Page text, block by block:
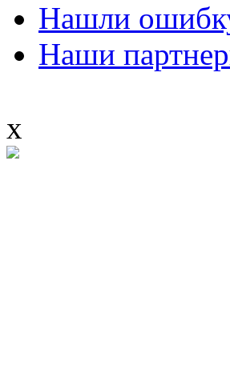
Нашли
Наши
x